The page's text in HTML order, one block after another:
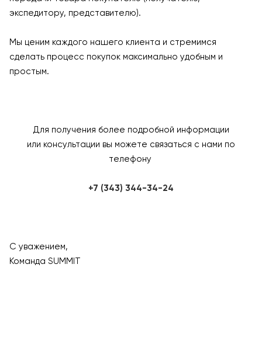
экспедитору, представителю).
Мы ценим каждого нашего клиента и стремимся
сделать процесс покупок максимально удобным и
простым.
Для получения более подробной информации
или консультации вы можете связаться с нами по
телефону
+7 (343) 344-34-24
С уважением,
Команда SUMMIT